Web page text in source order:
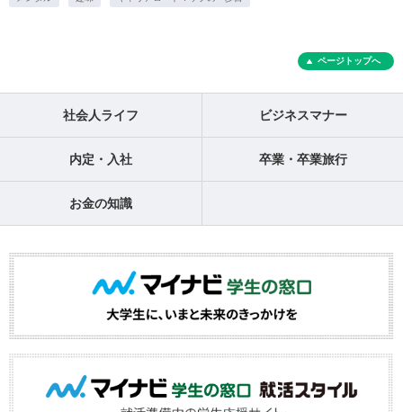
ページトップへ
社会人ライフ ビジネスマナー
内定・入社 卒業・卒業旅行
お金の知識